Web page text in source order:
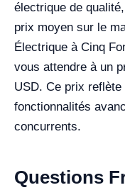
électrique de
prix moyen sur le
Électrique à Cinq
vous attendre à un
USD. Ce prix
fonctionnalités
concurrents.
Questions